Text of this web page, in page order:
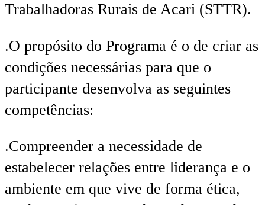
Trabalhadoras Rurais de Acari (STTR).
.O propósito do Programa é o de criar as
condições necessárias para que o
participante desenvolva as seguintes
competências:
.Compreender a necessidade de
estabelecer relações entre liderança e o
ambiente em que vive de forma ética,